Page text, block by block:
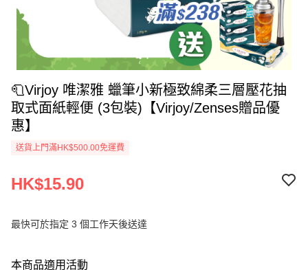
🧻Virjoy 唯潔雅 蠟筆小新極致綿柔三層壓花抽
取式面紙輕便 (3包裝)【Virjoy/Zenses贈品優
惠】
送貨上門滿HK$500.00免運費
HK$15.90
最快可於指定 3 個工作天後送達
本商品適用活動